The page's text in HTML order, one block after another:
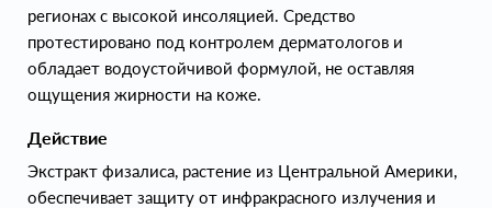
регионах с высокой инсоляцией. Средство
протестировано под контролем дерматологов и
обладает водоустойчивой формулой, не оставляя
ощущения жирности на коже.
Действие
Экстракт физалиса, растение из Центральной Америки,
обеспечивает защиту от инфракрасного излучения и